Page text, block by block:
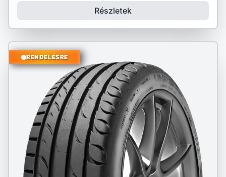
Részletek
RENDELÉSRE